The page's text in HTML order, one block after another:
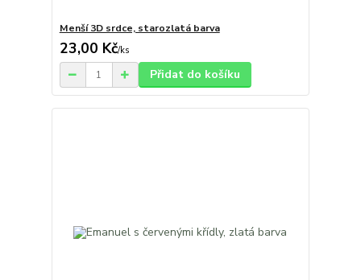
Menší 3D srdce, starozlatá barva
23,00 Kč/ks
Přidat do košíku